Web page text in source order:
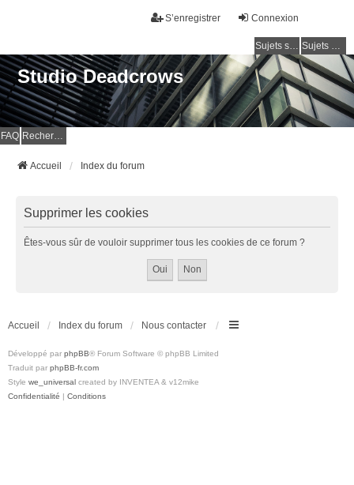
Connexion
S’enregistrer
Sujets sans réponse Sujets actifs
Studio Deadcrows
FAQ Rechercher
Accueil Index du forum
Supprimer les cookies
Êtes-vous sûr de vouloir supprimer tous les cookies de ce forum ?
Accueil Index du forum Nous contacter
Développé par phpBB® Forum Software © phpBB Limited
Traduit par phpBB-fr.com
Style we_universal created by INVENTEA & v12mike
Confidentialité | Conditions